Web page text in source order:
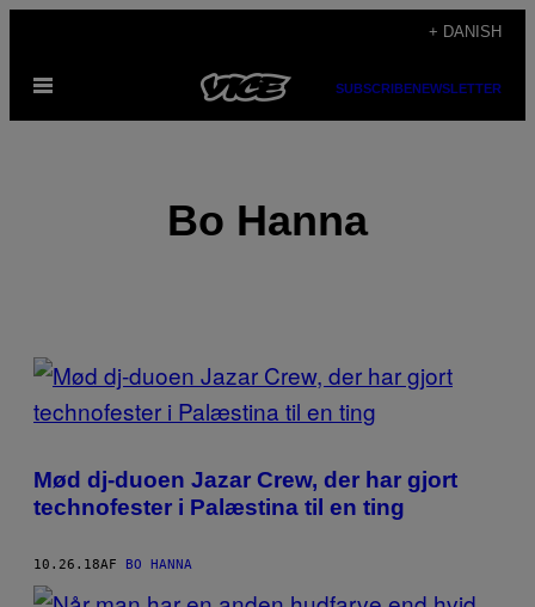
indhold
+ DANISH
Åbn
SUBSCRIBENEWSLETTER
Bo Hanna
POSTS
BY
THIS
AUTHOR
Mød dj-duoen Jazar Crew, der har gjort
technofester i Palæstina til en ting
10.26.18AF BO HANNA